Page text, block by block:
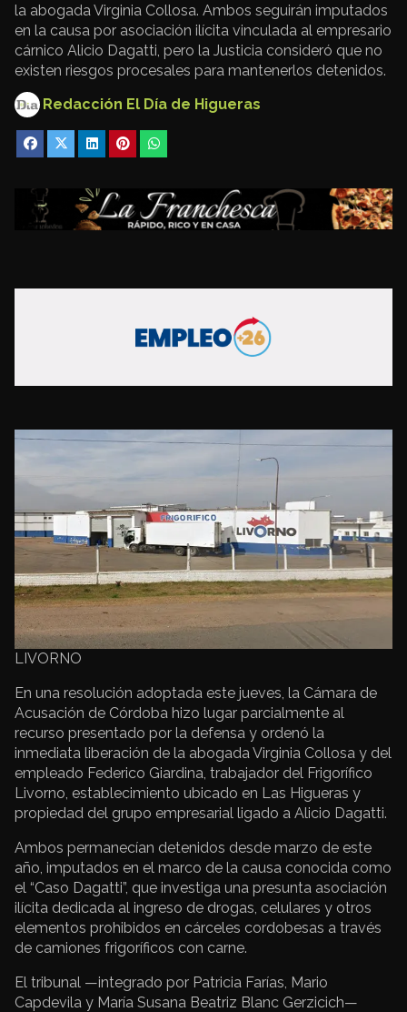
la abogada Virginia Collosa. Ambos seguirán imputados
en la causa por asociación ilícita vinculada al empresario
cárnico Alicio Dagatti, pero la Justicia consideró que no
existen riesgos procesales para mantenerlos detenidos.
Redacción El Día de Higueras
LIVORNO
En una resolución adoptada este jueves, la Cámara de
Acusación de Córdoba hizo lugar parcialmente al
recurso presentado por la defensa y ordenó la
inmediata liberación de la abogada Virginia Collosa y del
empleado Federico Giardina, trabajador del Frigorífico
Livorno, establecimiento ubicado en Las Higueras y
propiedad del grupo empresarial ligado a Alicio Dagatti.
Ambos permanecían detenidos desde marzo de este
año, imputados en el marco de la causa conocida como
el “Caso Dagatti”, que investiga una presunta asociación
ilícita dedicada al ingreso de drogas, celulares y otros
elementos prohibidos en cárceles cordobesas a través
de camiones frigoríficos con carne.
El tribunal —integrado por Patricia Farías, Mario
Capdevila y María Susana Beatriz Blanc Gerzicich—